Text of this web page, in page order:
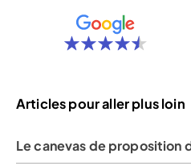
Articles pour aller plus loin
Le canevas de proposition